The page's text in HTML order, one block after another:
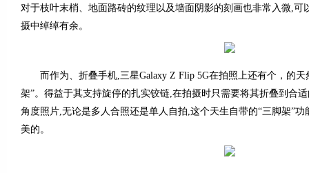
对于枝叶末梢、地面路砖的纹理以及墙面阴影的刻画也非常入微,可
摄中绰绰有余。
而作为、折叠手机,三星Galaxy Z Flip 5G在拍照上还有个，的天
架”。得益于其支持旋停的扎实铰链,在拍摄时只需要将其折叠到合
角度照片,无论是多人合照还是单人自拍,这个天生自带的“三脚架”
美的。